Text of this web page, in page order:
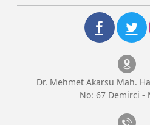
Dr. Mehmet Akarsu Mah.
No: 67 Demirci -